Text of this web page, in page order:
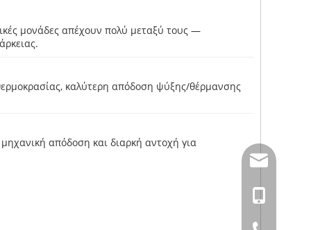
μονάδες απέχουν πολύ μεταξύ τους —
καλύτερη απόδοση ψύξης/θέρμανσης
απόδοση και διαρκή αντοχή για